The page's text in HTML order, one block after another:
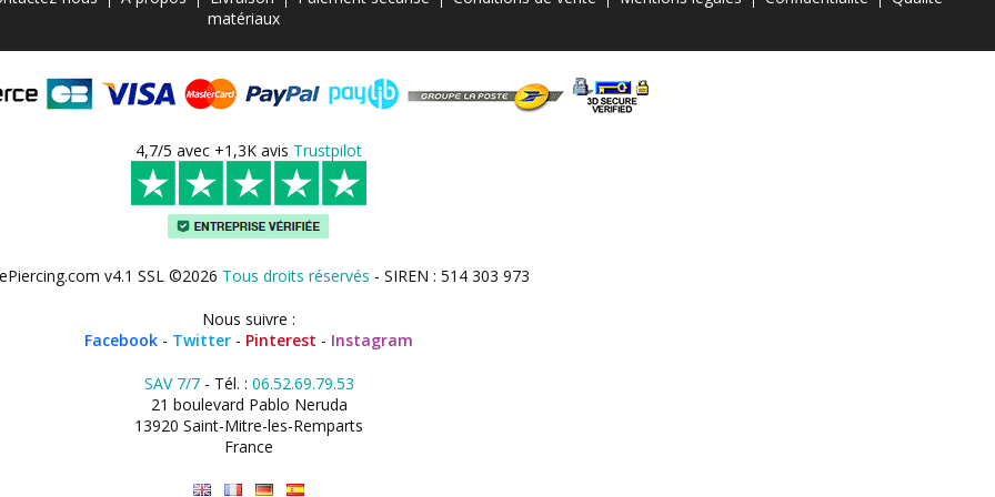
matériaux
4,7/5 avec +1,3K avis Trustpilot
v4.1 SSL ©2026 Tous droits réservés - SIREN : 514 303 973
Nous suivre :
Facebook - Twitter - Pinterest - Instagram
SAV 7/7- Tél. : 06.52.69.79.53
21 boulevard Pablo Neruda
13920 Saint-Mitre-les-Remparts
France